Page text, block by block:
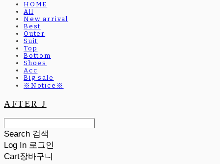
HOME
All
New arrival
Best
Outer
Suit
Top
Bottom
Shoes
Acc
Big sale
※Notice※
AFTER J
Search 검색
Log In 로그인
Cart장바구니